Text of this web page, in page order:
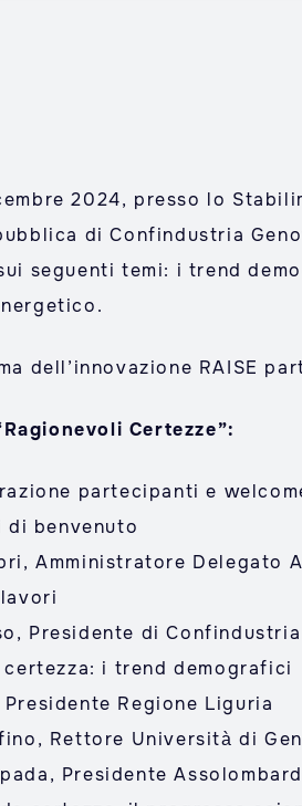
2024, presso lo
di Confindustria
seguenti temi: i trend
dell’innovazione RAISE
Certezze”:
partecipanti e
di benvenuto
Amministratore Delegato
Presidente di Confindustria
certezza: i trend demografici
Regione Liguria
Rettore Università di
Presidente